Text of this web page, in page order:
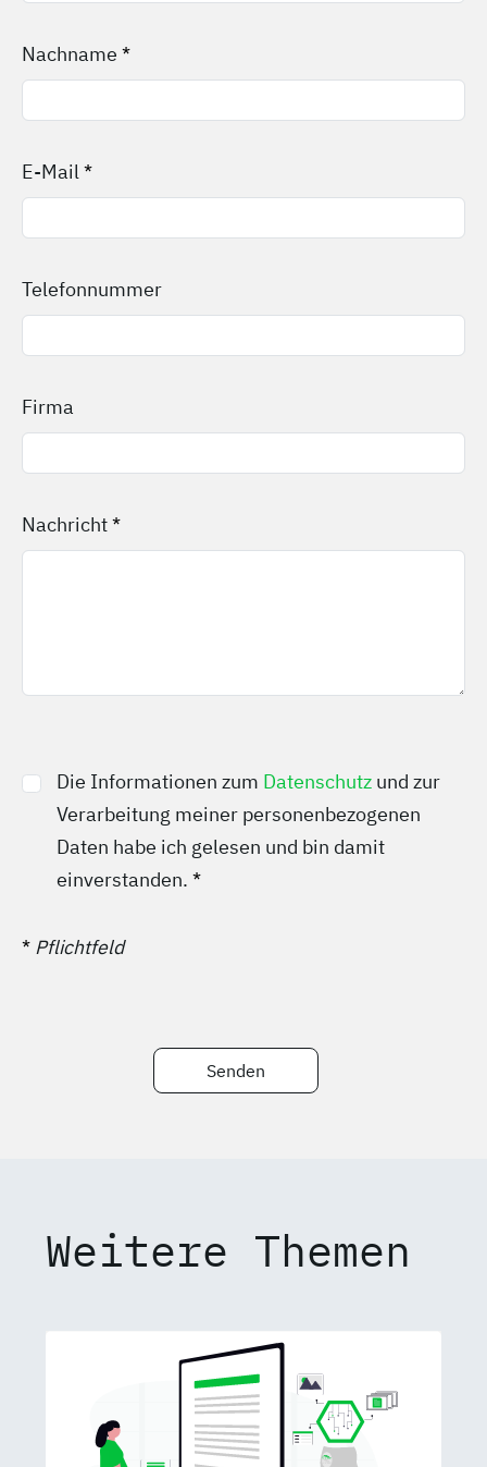
Nachname *
E-Mail *
Telefonnummer
Firma
Nachricht*
Die Informationen zum Datenschutz und zur
Verarbeitung meiner personenbezogenen
Daten habe ich gelesen und bin damit
einverstanden. *
* Pflichtfeld
Senden
Weitere Themen